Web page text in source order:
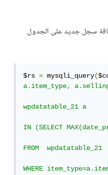
سجل جديد على الجدول
$rs = mysqli_query(
a.item_type,
wpdatatable_21 a
WHERE
IN (SELECT
FROM  wpdatatable_21
WHERE